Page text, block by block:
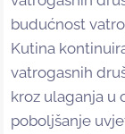
budućnost
Kutina
vatrogasnih
kroz ulaganja u
poboljšanje